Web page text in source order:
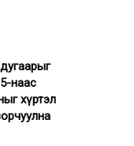
наас
хүртэл